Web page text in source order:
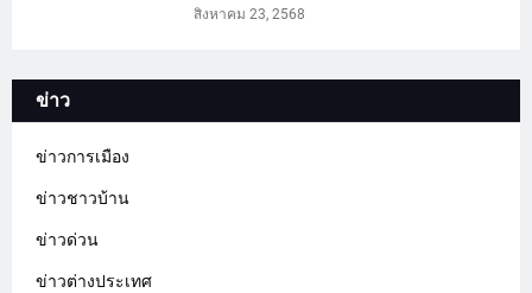
สิงหาคม 23, 2568
ข่าว
ข่าวการเมือง
ข่าวชาวบ้าน
ข่าวด่วน
ข่าวต่างประเทศ